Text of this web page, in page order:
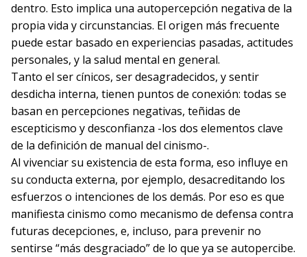
dentro. Esto implica una autopercepción negativa de la
propia vida y circunstancias. El origen más frecuente
puede estar basado en experiencias pasadas, actitudes
personales, y la salud mental en general.
Tanto el ser cínicos, ser desagradecidos, y sentir
desdicha interna, tienen puntos de conexión: todas se
basan en percepciones negativas, teñidas de
escepticismo y desconfianza -los dos elementos clave
de la definición de manual del cinismo-.
Al vivenciar su existencia de esta forma, eso influye en
su conducta externa, por ejemplo, desacreditando los
esfuerzos o intenciones de los demás. Por eso es que
manifiesta cinismo como mecanismo de defensa contra
futuras decepciones, e, incluso, para prevenir no
sentirse “más desgraciado” de lo que ya se autopercibe.